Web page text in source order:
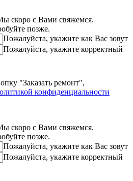
скоро с Вами свяжемся.
позже.
Пожалуйста, укажите как Вас зовут
Пожалуйста, укажите корректный
"Заказать ремонт",
конфиденциальности
скоро с Вами свяжемся.
позже.
Пожалуйста, укажите как Вас зовут
Пожалуйста, укажите корректный